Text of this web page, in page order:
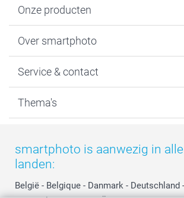
Onze producten
Fotoboeken
Fotocadeaus
Kaarten
Over smartphoto
Vacatures
Bestelproces
Privacy
Cookiebeleid
Reviews
Service & contact
Tevredenheidsgarantie
smartbonus
smartfriends
service@smartphoto.nl
Thema's
Moederdag
Vaderdag
Huwelijk
smartphoto is aanwezig in
landen:
België - Belgique - Danmark - Deutschland -